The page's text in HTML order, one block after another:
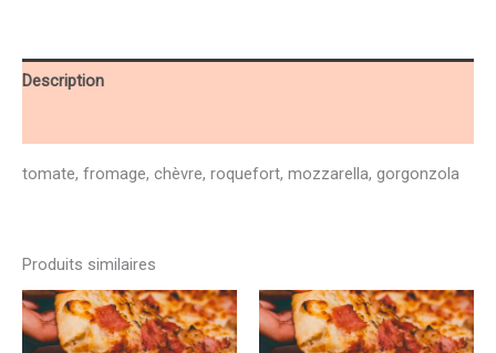
Description
tomate, fromage, chèvre, roquefort, mozzarella, gorgonzola
Produits similaires